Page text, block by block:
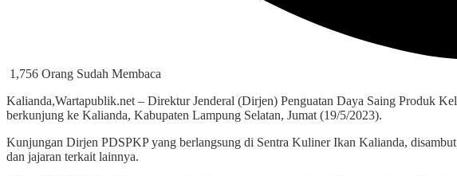
1,756 Orang Sudah Membaca
Kalianda,Wartapublik.net – Direktur Jenderal (Dirjen) Penguatan Daya Saing Produk
berkunjung ke Kalianda, Kabupaten Lampung Selatan, Jumat (19/5/2023).
Kunjungan Dirjen PDSPKP yang berlangsung di Sentra Kuliner Ikan Kalianda,
dan jajaran terkait lainnya.